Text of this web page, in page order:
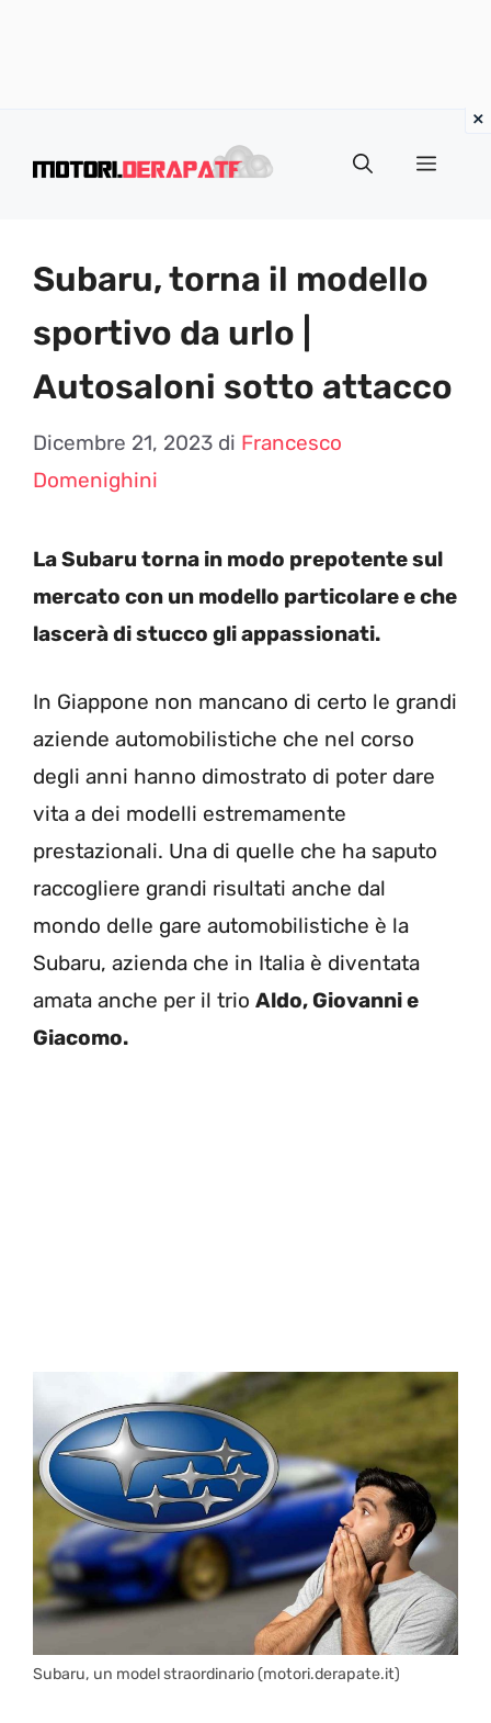
Menu
Subaru, torna il modello
sportivo da urlo |
Autosaloni sotto attacco
Dicembre 21, 2023 di Francesco
Domenighini
La Subaru torna in modo prepotente sul
mercato con un modello particolare e che
lascerà di stucco gli appassionati.
In Giappone non mancano di certo le grandi
aziende automobilistiche che nel corso
degli anni hanno dimostrato di poter dare
vita a dei modelli estremamente
prestazionali. Una di quelle che ha saputo
raccogliere grandi risultati anche dal
mondo delle gare automobilistiche è la
Subaru, azienda che in Italia è diventata
amata anche per il trio Aldo, Giovanni e
Giacomo.
Subaru, un model straordinario (motori.derapate.it)